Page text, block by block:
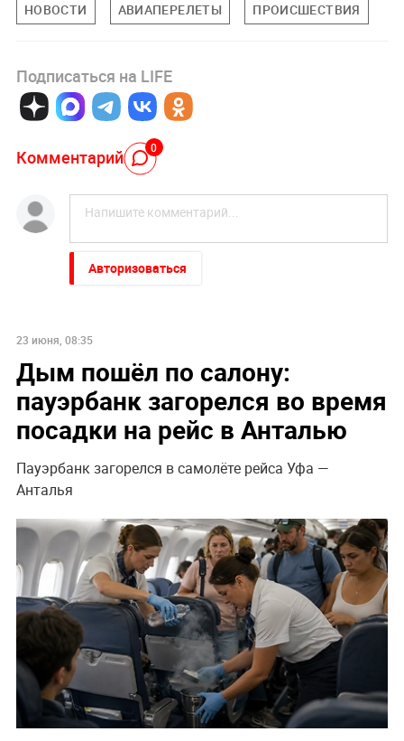
НОВОСТИ АВИАПЕРЕЛЕТЫ ПРОИСШЕСТВИЯ
Подписаться на LIFE
Комментарий 0
Авторизоваться
23 июня, 08:35
Дым пошёл по салону:
пауэрбанк загорелся во время
посадки на рейс в Анталью
Пауэрбанк загорелся в самолёте рейса Уфа —
Анталья